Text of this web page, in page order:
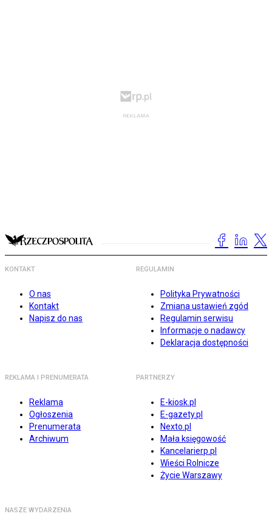
KONTAKT
O nas
Kontakt
Napisz do nas
REGULAMIN
Polityka Prywatności
Zmiana ustawień zgód
Regulamin serwisu
Informacje o nadawcy
Deklaracja dostępności
REKLAMA I PRENUMERATA
Reklama
Ogłoszenia
Prenumerata
Archiwum
PARTNERZY
E-kiosk.pl
E-gazety.pl
Nexto.pl
Mała księgowość
Kancelarierp.pl
Wieści Rolnicze
Życie Warszawy
NASZE WYDARZENIA